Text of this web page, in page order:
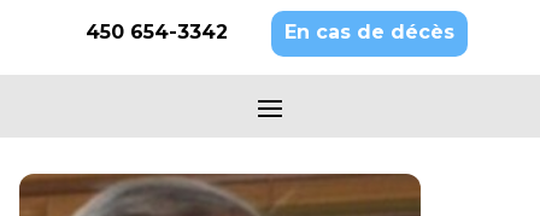
450 654-3342 En cas de décès